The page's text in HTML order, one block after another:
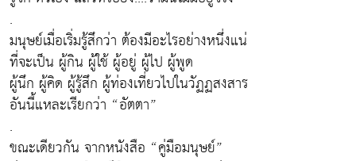
.
มนุษย์เมื่อเริ่มรู้สึกว่า ต้องมีอะไรอย่างหนึ่งแน่
ที่จะเป็น ผู้กิน ผู้ใช้ ผู้อยู่ ผู้ไป ผู้พูด
ผู้นึก ผู้คิด ผู้รู้สึก ผู้ท่องเที่ยวไปในวัฏฏสงสาร
อันนี้แหละเรียกว่า “อัตตา”
.
ขณะเดียวกัน จากหนังสือ “คู่มือมนุษย์”